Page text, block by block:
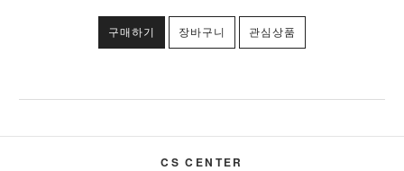
구매하기 장바구니 관심상품
CS CENTER